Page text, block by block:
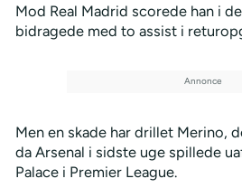
Mod Real Madrid scorede han i
bidragede med to assist i
Men en skade har drillet Merino,
da Arsenal i sidste uge spillede
Palace i Premier League.